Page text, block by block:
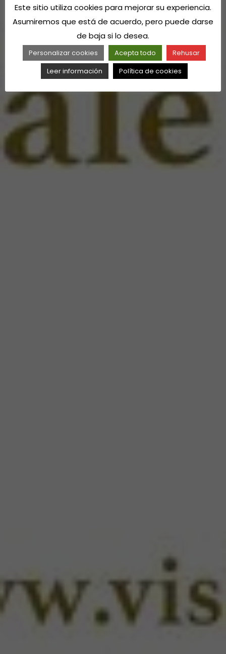
Este sitio utiliza cookies para mejorar su experiencia.
Asumiremos que está de acuerdo, pero puede darse
de baja si lo desea.
Personalizar cookies Acepta todo
Rehusar
Leer información
Política de cookies